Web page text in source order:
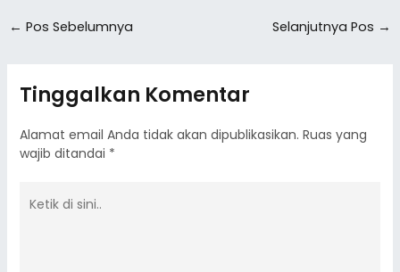
← Pos Sebelumnya Selanjutnya Pos →
Tinggalkan Komentar
Alamat email Anda tidak akan dipublikasikan. Ruas yang
wajib ditandai *
di